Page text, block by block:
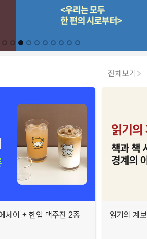
전체보기
세이 + 한입 맥주잔 2종
읽기의 계